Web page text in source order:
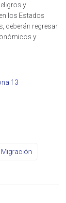
y
los Estados
deberán regresar
y
13
Migración